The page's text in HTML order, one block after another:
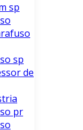
sp
sp
de
pr